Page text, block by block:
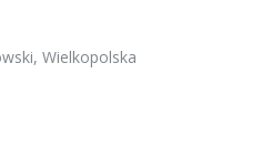
Wielkopolska